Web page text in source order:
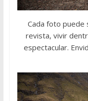
Cada foto puede
revista, vivir
espectacular.